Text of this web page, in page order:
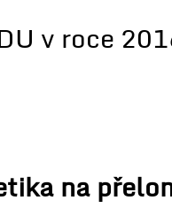
v roce
na